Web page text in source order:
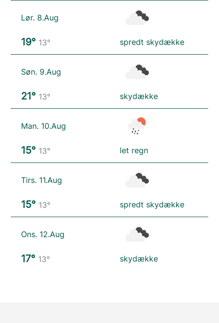
Lør. 8.Aug
19° 13° spredt skydække
Søn. 9.Aug
21° 13° skydække
Man. 10.Aug
15° 13° let regn
Tirs. 11.Aug
15° 13° spredt skydække
Ons. 12.Aug
17° 13° skydække